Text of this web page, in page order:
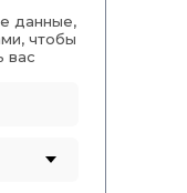
данные,
чтобы
вас